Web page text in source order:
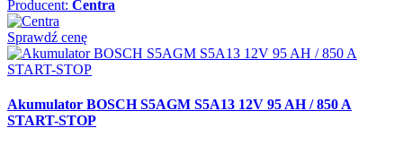
Producent: Centra
Sprawdź cenę
Akumulator BOSCH S5AGM S5A13 12V 95 AH / 850 A
START-STOP